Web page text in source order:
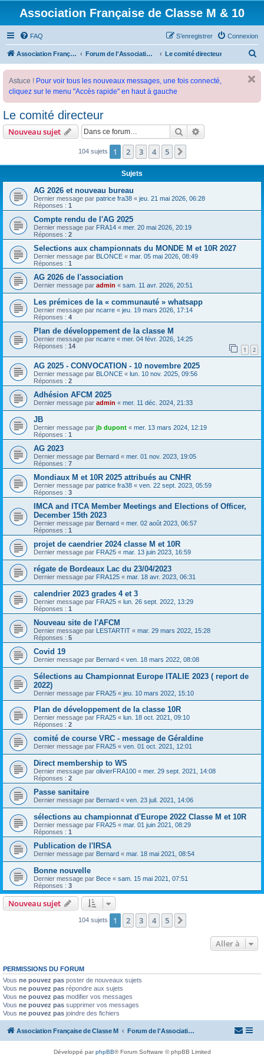
Association Française de Classe M & 10
FAQ Connexion
S’enregistrer
Association Française de Classe M Forum de l'Association Française de Classe M Le comité directeur
e
r
Astuce ! Pour voir tous les nouveaux messages, une fois connecté,
cliquez sur le menu "Accès rapide" en haut à gauche
Le comité directeur
Nouveau sujet Rechercher
104 sujets 1 2 3 4 5
Sujets
AG 2026 et nouveau bureau
Dernier message par patrice fra38 « jeu. 21 mai 2026, 06:28
Réponses : 1
Compte rendu de l'AG 2025
Dernier message par FRA14 « mer. 20 mai 2026, 20:19
Réponses : 2
Selections aux championnats du MONDE M et 10R 2027
Dernier message par BLONCE « mar. 05 mai 2026, 08:49
Réponses : 1
AG 2026 de l'association
Dernier message par admin « sam. 11 avr. 2026, 20:51
Les prémices de la « communauté » whatsapp
Dernier message par ncarre « jeu. 19 mars 2026, 17:14
Réponses : 4
Plan de développement de la classe M
Dernier message par ncarre « mer. 04 févr. 2026, 14:25
Réponses : 14 1 2
AG 2025 - CONVOCATION - 10 novembre 2025
Dernier message par BLONCE « lun. 10 nov. 2025, 09:56
Réponses : 2
Adhésion AFCM 2025
Dernier message par admin « mer. 11 déc. 2024, 21:33
JB
Dernier message par jb dupont « mer. 13 mars 2024, 12:19
Réponses : 1
AG 2023
Dernier message par Bernard « mer. 01 nov. 2023, 19:05
Réponses : 7
Mondiaux M et 10R 2025 attribués au CNHR
Dernier message par patrice fra38 « ven. 22 sept. 2023, 05:59
Réponses : 3
IMCA and ITCA Member Meetings and Elections of Officer,
December 15th 2023
Dernier message par Bernard « mer. 02 août 2023, 06:57
Réponses : 1
projet de caendrier 2024 classe M et 10R
Dernier message par FRA25 « mar. 13 juin 2023, 16:59
régate de Bordeaux Lac du 23/04/2023
Dernier message par FRA125 « mar. 18 avr. 2023, 06:31
calendrier 2023 grades 4 et 3
Dernier message par FRA25 « lun. 26 sept. 2022, 13:29
Réponses : 1
Nouveau site de l'AFCM
Dernier message par LESTARTIT « mar. 29 mars 2022, 15:28
Réponses : 5
Covid 19
Dernier message par Bernard « ven. 18 mars 2022, 08:08
Sélections au Championnat Europe ITALIE 2023 ( report de
2022)
Dernier message par FRA25 « jeu. 10 mars 2022, 15:10
Plan de développement de la classe 10R
Dernier message par FRA25 « lun. 18 oct. 2021, 09:10
Réponses : 2
comité de course VRC - message de Géraldine
Dernier message par FRA25 « ven. 01 oct. 2021, 12:01
Direct membership to WS
Dernier message par olivierFRA100 « mer. 29 sept. 2021, 14:08
Réponses : 2
Passe sanitaire
Dernier message par Bernard « ven. 23 juil. 2021, 14:06
sélections au championnat d'Europe 2022 Classe M et 10R
Dernier message par FRA25 « mar. 01 juin 2021, 08:29
Réponses : 1
Publication de l'IRSA
Dernier message par Bernard « mar. 18 mai 2021, 08:54
Bonne nouvelle
Dernier message par Bece « sam. 15 mai 2021, 07:51
Réponses : 3
Nouveau sujet
104 sujets 1 2 3 4 5
Aller à
PERMISSIONS DU FORUM
Vous ne pouvez pas poster de nouveaux sujets
Vous ne pouvez pas répondre aux sujets
Vous ne pouvez pas modifier vos messages
Vous ne pouvez pas supprimer vos messages
Vous ne pouvez pas joindre des fichiers
Association Française de Classe M Forum de l'Association Française de Classe M
Développé parphpBB® Forum Software © phpBB Limited